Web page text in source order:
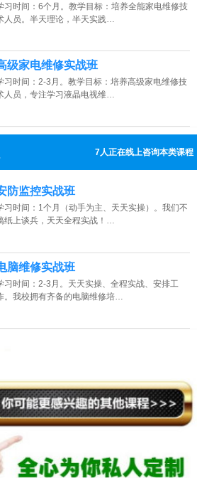
习时间：6个月。教学目标：培养全能家电维修技
人员。半天理论，半天实践…
级家电维修实战班
习时间：2-3月。教学目标：培养高级家电维修技
人员，专注学习液晶电视维…
8人正在线上咨询本类课程
13807313137
防监控实战班
习时间：1个月（动手为主、天天实操）。我们不
纸上谈兵，天天全程实战！…
脑维修实战班
习时间：2-3月。天天实操、全程实战、安排工
。我校拥有齐备的电脑维修培…